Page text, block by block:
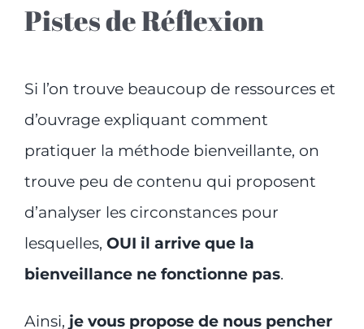
Pistes de Réflexion
Si l’on trouve beaucoup de ressources et
d’ouvrage expliquant comment
pratiquer la méthode bienveillante, on
trouve peu de contenu qui proposent
d’analyser les circonstances pour
lesquelles, OUI il arrive que la
bienveillance ne fonctionne pas.
Ainsi, je vous propose de nous pencher